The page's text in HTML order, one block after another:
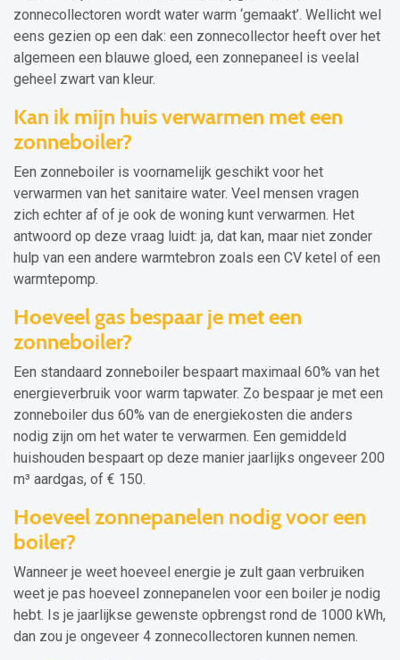
zonnecollectoren wordt water warm ‘gemaakt’. Wellicht wel
eens gezien op een dak: een zonnecollector heeft over het
algemeen een blauwe gloed, een zonnepaneel is veelal
geheel zwart van kleur.
Kan ik mijn huis verwarmen met een
zonneboiler?
Een zonneboiler is voornamelijk geschikt voor het
verwarmen van het sanitaire water. Veel mensen vragen
zich echter af of je ook de woning kunt verwarmen. Het
antwoord op deze vraag luidt: ja, dat kan, maar niet zonder
hulp van een andere warmtebron zoals een CV ketel of een
warmtepomp.
Hoeveel gas bespaar je met een
zonneboiler?
Een standaard zonneboiler bespaart maximaal 60% van het
energieverbruik voor warm tapwater. Zo bespaar je met een
zonneboiler dus 60% van de energiekosten die anders
nodig zijn om het water te verwarmen. Een gemiddeld
huishouden bespaart op deze manier jaarlijks ongeveer 200
m³ aardgas, of € 150.
Hoeveel zonnepanelen nodig voor een
boiler?
Wanneer je weet hoeveel energie je zult gaan verbruiken
weet je pas hoeveel zonnepanelen voor een boiler je nodig
hebt. Is je jaarlijkse gewenste opbrengst rond de 1000 kWh,
dan zou je ongeveer 4 zonnecollectoren kunnen nemen.